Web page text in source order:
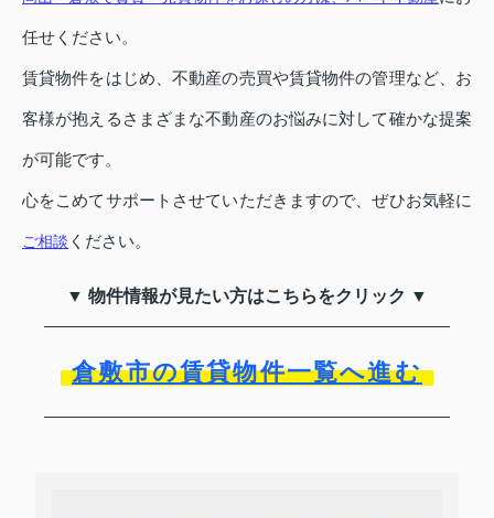
任せください。
賃貸物件をはじめ、不動産の売買や賃貸物件の管理など、お
客様が抱えるさまざまな不動産のお悩みに対して確かな提案
が可能です。
心をこめてサポートさせていただきますので、ぜひお気軽に
ご相談 ください。
▼ 物件情報が見たい方はこちらをクリック ▼
倉敷市の賃貸物件一覧へ進む